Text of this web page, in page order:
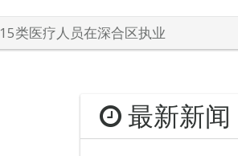
类医疗人员在深合区执业
最新新闻